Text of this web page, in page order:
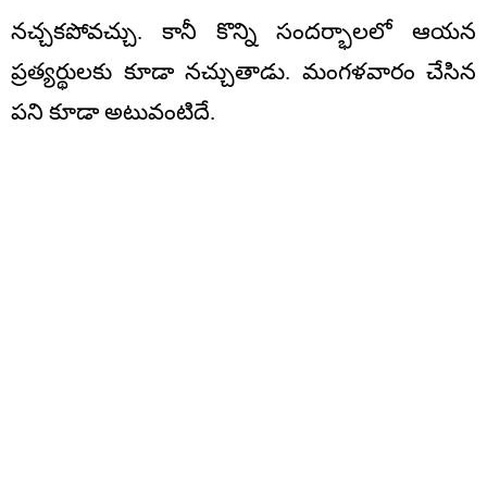
నచ్చకపోవచ్చు. కానీ కొన్ని సందర్భాలలో ఆయన
ప్రత్యర్థులకు కూడా నచ్చుతాడు. మంగళవారం చేసిన
పని కూడా అటువంటిదే.